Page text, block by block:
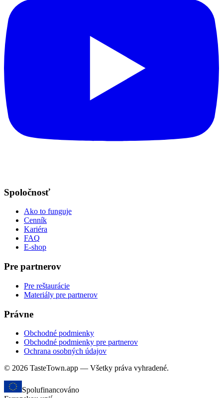
Spoločnosť
Ako to funguje
Cenník
Kariéra
FAQ
E-shop
Pre partnerov
Pre reštaurácie
Materiály pre partnerov
Právne
Obchodné podmienky
Obchodné podmienky pre partnerov
Ochrana osobných údajov
© 2026 TasteTown.app — Všetky práva vyhradené.
Spolufinancováno